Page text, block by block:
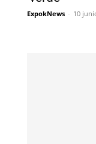
ExpokNews - 10